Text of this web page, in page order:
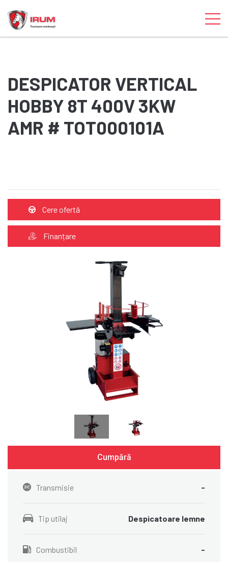
DESPICATOR VERTICAL
HOBBY 8T 400V 3KW
AMR # TOT000101A
Cere ofertă
Finanțare
Transmisie -
Tip utilaj Despicatoare lemne
Combustibil -
Cumpără